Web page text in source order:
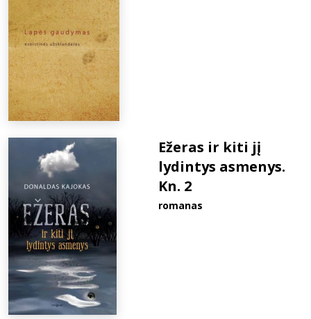
Ežeras ir kiti jį
lydintys asmenys.
Kn. 2
romanas